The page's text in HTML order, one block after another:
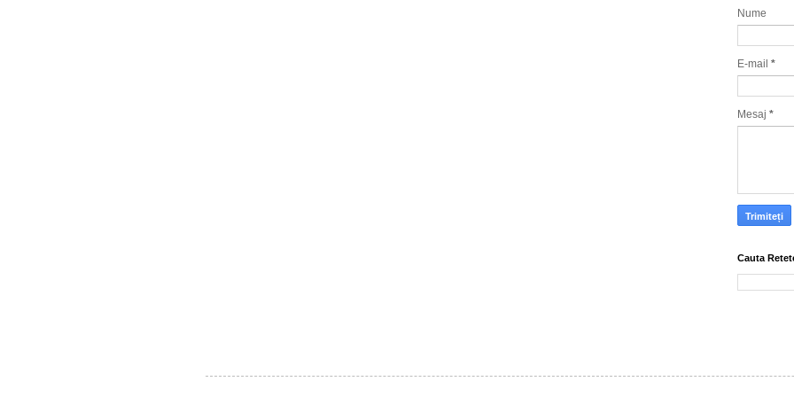
Nume
E-mail *
Mesaj *
Cauta